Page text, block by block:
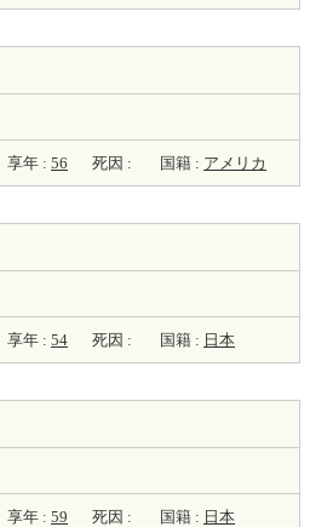
享年 : 56 死因 : 国籍 : アメリカ
享年 : 54 死因 : 国籍 : 日本
享年 : 59 死因 : 国籍 : 日本